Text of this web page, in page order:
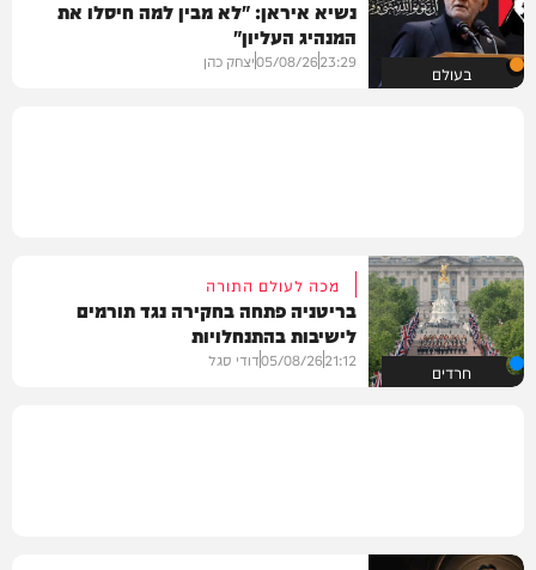
בעולם
נשיא איראן: "לא מבין למה חיסלו את
המנהיג העליון"
23:29
05/08/26יצחק כהן
חרדים
מכה לעולם התורה
בריטניה פתחה בחקירה נגד תורמים
לישיבות בהתנחלויות
21:12
05/08/26דודי סגל